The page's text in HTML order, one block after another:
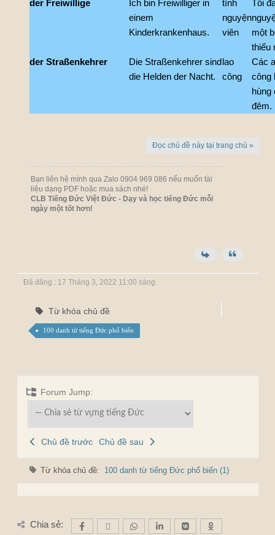
der Freiwillige
Ich bin Freiwilliger in
einem
Kinderkrankenhaus.
tình
nguyện
viên
Tôi
một
thiếu
der Straßenkehrer
Die Straßenkehrer sind
die Helden der Nacht.
lao
công
Các
công
hùng
đêm.
Đọc chủ đề này tại trang chủ »
Bạn liên hệ mình qua Zalo 0904 969 086 nếu muốn tài
liệu dạng PDF hoặc mua sách nhé!
CLB Tiếng Đức Việt Đức - Dạy và học tiếng Đức mỗi
ngày một tốt hơn!
Đã đăng : 17 Tháng 3, 2022 11:00 sáng
Từ khóa chủ đề
100 danh từ tiếng Đức phổ biến
Forum Jump:
Chủ đề trước Chủ đề sau
Từ khóa chủ đề: 100 danh từ tiếng Đức phổ biến (1)
Chia sẻ: